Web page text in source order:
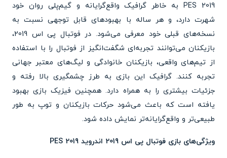
PES 2019 به خاطر گرافیک واقع‌گرایانه و گیم‌پلی روان خود
شهرت دارد، و هر ساله با بهبودهای قابل توجهی نسبت به
نسخه‌های قبلی خود معرفی می‌شود. در فوتبال پی اس 2019،
بازیکنان می‌توانند تجربه‌ای شگفت‌انگیز از فوتبال را با استفاده
از تیم‌های واقعی، بازیکنان خانوادگی و لیگ‌های معتبر جهانی
تجربه کنند. گرافیک این بازی به طرز چشمگیری بالا رفته و
جزئیات بیشتری را به همراه دارد. همچنین فیزیک بازی بهبود
یافته است که باعث می‌شود حرکات بازیکنان و توپ به طور
طبیعی‌تر و واقع‌گرایانه‌تر نمایش داده شود.
ویژگی‌های بازی فوتبال پی اس 2019 اندروید PES 2019